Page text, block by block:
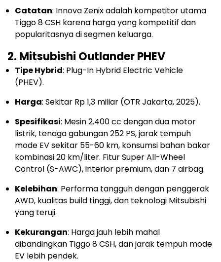
Catatan: Innova Zenix adalah kompetitor utama
Tiggo 8 CSH karena harga yang kompetitif dan
popularitasnya di segmen keluarga.
2. Mitsubishi Outlander PHEV
Tipe Hybrid: Plug-In Hybrid Electric Vehicle
(PHEV).
Harga: Sekitar Rp 1,3 miliar (OTR Jakarta, 2025).
Spesifikasi: Mesin 2.400 cc dengan dua motor
listrik, tenaga gabungan 252 PS, jarak tempuh
mode EV sekitar 55-60 km, konsumsi bahan bakar
kombinasi 20 km/liter. Fitur Super All-Wheel
Control (S-AWC), interior premium, dan 7 airbag.
Kelebihan: Performa tangguh dengan penggerak
AWD, kualitas build tinggi, dan teknologi Mitsubishi
yang teruji.
Kekurangan: Harga jauh lebih mahal
dibandingkan Tiggo 8 CSH, dan jarak tempuh mode
EV lebih pendek.